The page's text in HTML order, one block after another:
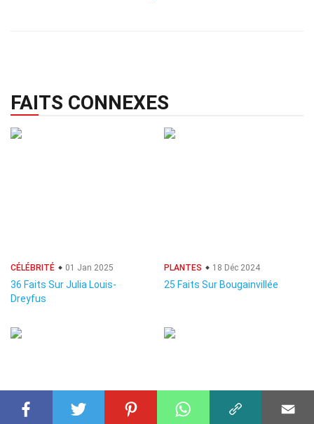
FAITS CONNEXES
CÉLÉBRITÉ 01 Jan 2025
36 Faits Sur Julia Louis-
Dreyfus
PLANTES 18 Déc 2024
25 Faits Sur Bougainvillée